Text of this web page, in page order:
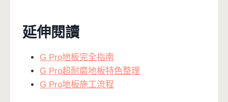
延伸閱讀
G Pro地板完全指南
G Pro超耐磨地板特色整理
G Pro地板施工流程